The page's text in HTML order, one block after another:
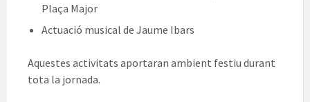
Plaça Major
Actuació musical de Jaume Ibars
Aquestes activitats aportaran ambient festiu durant
tota la jornada.